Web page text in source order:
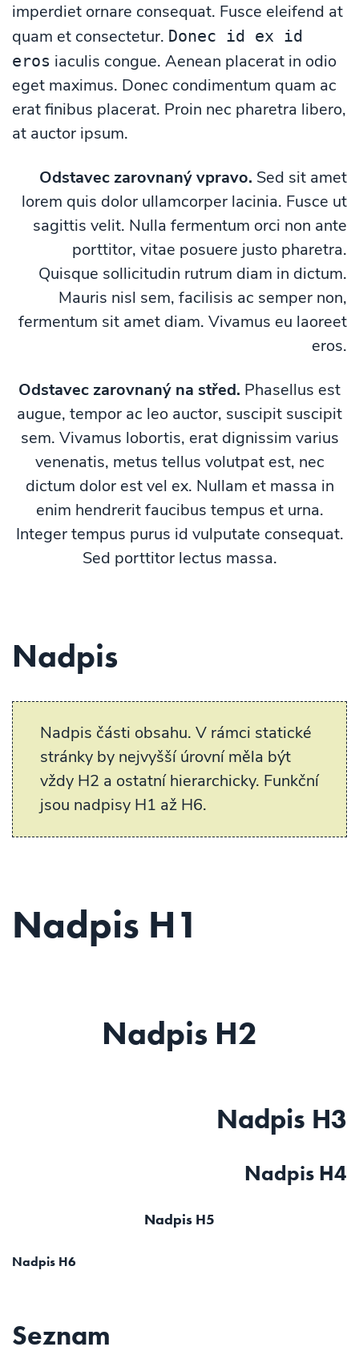
imperdiet ornare consequat. Fusce eleifend at
quam et consectetur. Donec id ex id
eros iaculis congue. Aenean placerat in odio
eget maximus. Donec condimentum quam ac
erat finibus placerat. Proin nec pharetra libero,
at auctor ipsum.
Odstavec zarovnaný vpravo. Sed sit amet
lorem quis dolor ullamcorper lacinia. Fusce ut
sagittis velit. Nulla fermentum orci non ante
porttitor, vitae posuere justo pharetra.
Quisque sollicitudin rutrum diam in dictum.
Mauris nisl sem, facilisis ac semper non,
fermentum sit amet diam. Vivamus eu laoreet
eros.
Odstavec zarovnaný na střed. Phasellus est
augue, tempor ac leo auctor, suscipit suscipit
sem. Vivamus lobortis, erat dignissim varius
venenatis, metus tellus volutpat est, nec
dictum dolor est vel ex. Nullam et massa in
enim hendrerit faucibus tempus et urna.
Integer tempus purus id vulputate consequat.
Sed porttitor lectus massa.
Nadpis
Nadpis části obsahu. V rámci statické
stránky by nejvyšší úrovní měla být
vždy H2 a ostatní hierarchicky. Funkční
jsou nadpisy H1 až H6.
Nadpis H1
Nadpis H2
Nadpis H3
Nadpis H4
Nadpis H5
Nadpis H6
Seznam